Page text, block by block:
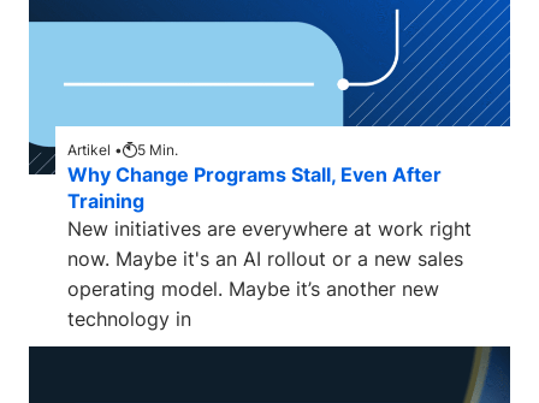
Artikel • 5 Min.
Why Change Programs Stall, Even After
Training
New initiatives are everywhere at work right
now. Maybe it's an AI rollout or a new sales
operating model. Maybe it’s another new
technology in